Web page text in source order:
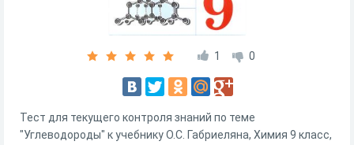
1 0
Тест для текущего контроля знаний по теме
"Углеводороды" к учебнику О.С. Габриеляна, Химия 9 класс,